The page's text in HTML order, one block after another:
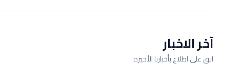
آخر الاخبار
ابق على اطلاع بأخبارنا الأخيرة